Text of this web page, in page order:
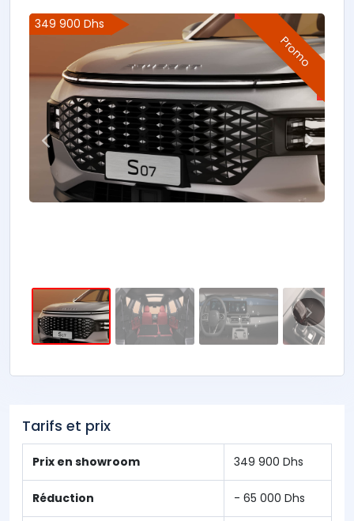
Promo
349 900 Dhs
Tarifs et prix
Prix en showroom 349 900 Dhs
Réduction - 65 000 Dhs